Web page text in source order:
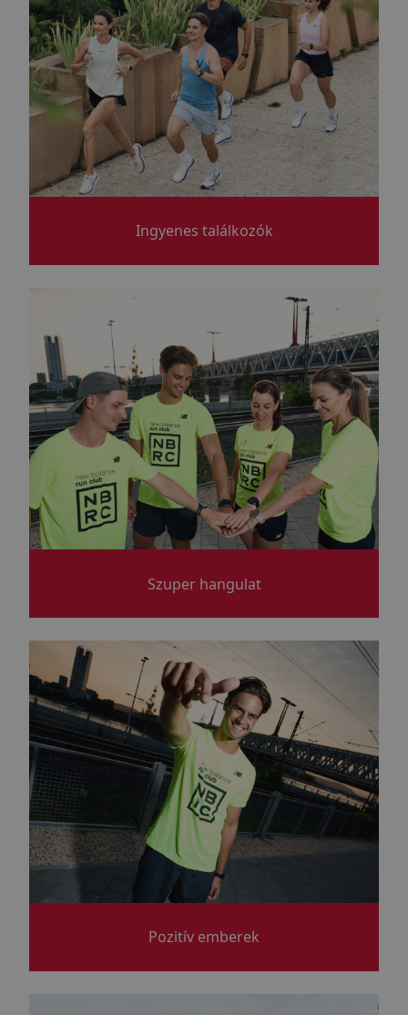
Ingyenes találkozók
Szuper hangulat
Pozitív emberek